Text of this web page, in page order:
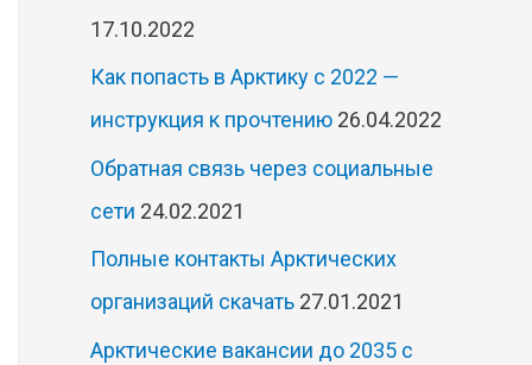
17.10.2022
Как попасть в Арктику с 2022 —
инструкция к прочтению 26.04.2022
Обратная связь через социальные
сети 24.02.2021
Полные контакты Арктических
организаций скачать 27.01.2021
Арктические вакансии до 2035 с